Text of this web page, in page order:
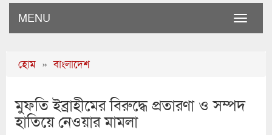
Toggle
MENU
হোম » বাংলাদেশ
মুফতি ইব্রাহীমের বিরুদ্ধে প্রতারণা ও সম্পদ
হাতিয়ে নেওয়ার মামলা